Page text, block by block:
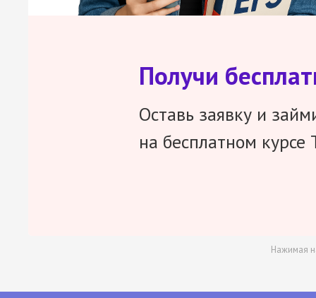
Получи
Оставь заявку и
на бесплатном курсе
Нажимая